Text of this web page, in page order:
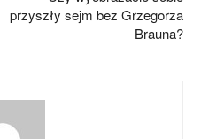
przyszły sejm bez Grzegorza
Brauna?